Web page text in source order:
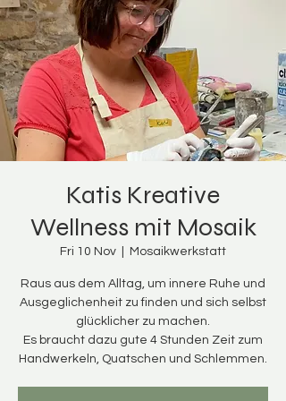
Katis Kreative
Wellness mit Mosaik
Fri 10 Nov Mosaikwerkstatt
Raus aus dem Alltag, um innere Ruhe und
Ausgeglichenheit zu finden und sich selbst
glücklicher zu machen.
Es braucht dazu gute 4 Stunden Zeit zum
Handwerkeln, Quatschen und Schlemmen.